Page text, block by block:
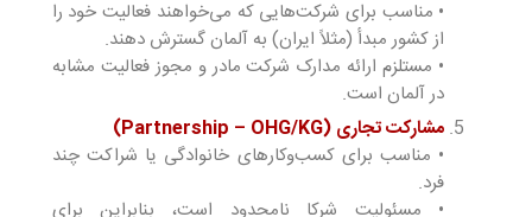
• مناسب برای شرکت‌هایی که می‌خواهند فعالیت خود را
از کشور مبدأ (مثلاً ایران) به آلمان گسترش دهند.
• مستلزم ارائه مدارک شرکت مادر و مجوز فعالیت مشابه
در آلمان است.
مشارکت تجاری (Partnership – OHG/KG)
• مناسب برای کسب‌وکارهای خانوادگی یا شراکت چند
فرد.
• مسئولیت شرکا نامحدود است، بنابراین برای